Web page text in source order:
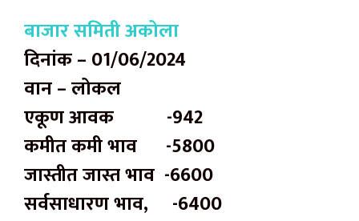
बाजार समिती अकोला
दिनांक – 01/06/2024
वान – लोकल
एकूण आवक -942
कमीत कमी भाव -5800
जास्तीत जास्त भाव -6600
सर्वसाधारण भाव, -6400